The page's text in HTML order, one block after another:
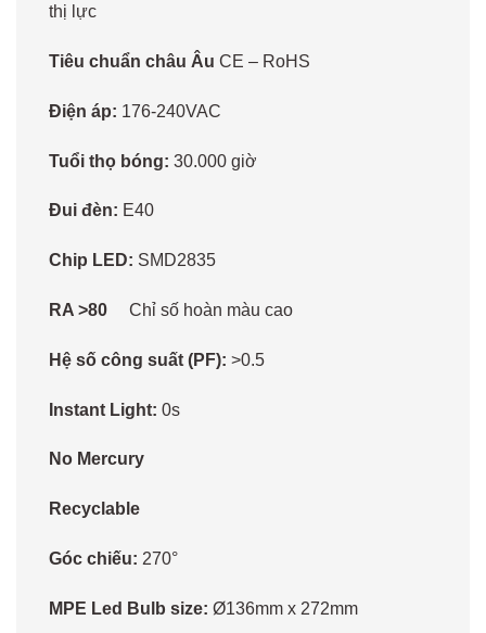
thị lực
Tiêu chuẩn châu Âu CE – RoHS
Điện áp: 176-240VAC
Tuổi thọ bóng: 30.000 giờ
Đui đèn: E40
Chip LED: SMD2835
RA >80 Chỉ số hoàn màu cao
Hệ số công suất (PF): >0.5
Instant Light: 0s
No Mercury
Recyclable
Góc chiếu: 270°
MPE Led Bulb size: Ø136mm x 272mm